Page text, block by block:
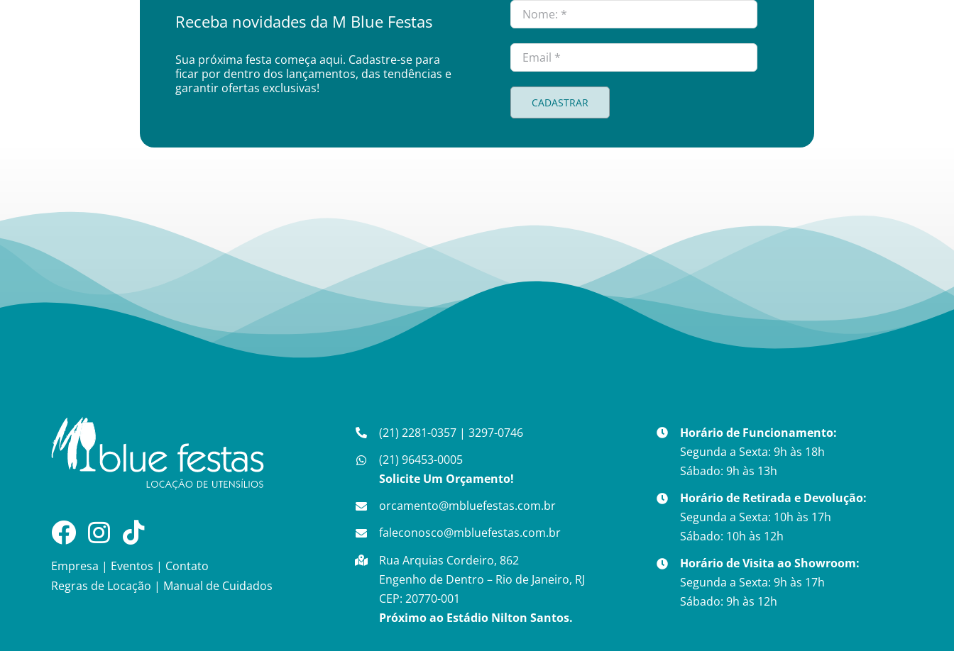
Receba novidades da M Blue Festas
Sua próxima festa começa aqui. Cadastre-se para
ficar por dentro dos lançamentos, das tendências e
garantir ofertas exclusivas!
CADASTRAR
Empresa | Eventos | Contato
Regras de Locação | Manual de Cuidados
(21) 2281-0357 |3297-0746
(21) 96453-0005
Solicite Um Orçamento!
orcamento@mbluefestas.com.br
faleconosco@mbluefestas.com.br
Rua Arquias Cordeiro, 862
Engenho de Dentro – Rio de Janeiro, RJ
CEP: 20770-001
Próximo ao Estádio Nilton Santos.
Horário de Funcionamento:
Segunda a Sexta: 9h às 18h
Sábado: 9h às 13h
Horário de Retirada e Devolução:
Segunda a Sexta: 10h às 17h
Sábado: 10h às 12h
Horário de Visita ao Showroom:
Segunda a Sexta: 9h às 17h
Sábado: 9h às 12h